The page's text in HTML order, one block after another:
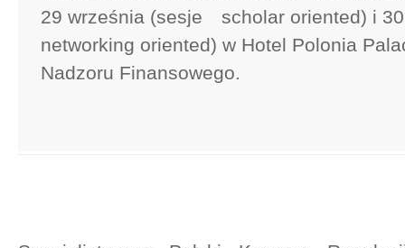
29 września (sesje scholar oriented) i
networking oriented) w Hotel Polonia
Nadzoru Finansowego.